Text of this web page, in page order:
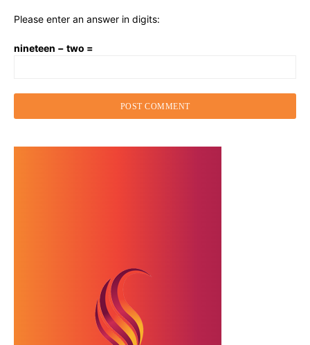
Please enter an answer in digits:
nineteen − two =